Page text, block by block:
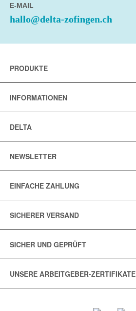
E-MAIL
hallo@delta-zofingen.ch
PRODUKTE
INFORMATIONEN
DELTA
NEWSLETTER
EINFACHE ZAHLUNG
SICHERER VERSAND
SICHER UND GEPRÜFT
UNSERE ARBEITGEBER-ZERTIFIKATE